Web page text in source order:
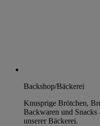
Backshop/Bäckerei
Knusprige Brötchen,
Backwaren und
unserer Bäckerei.